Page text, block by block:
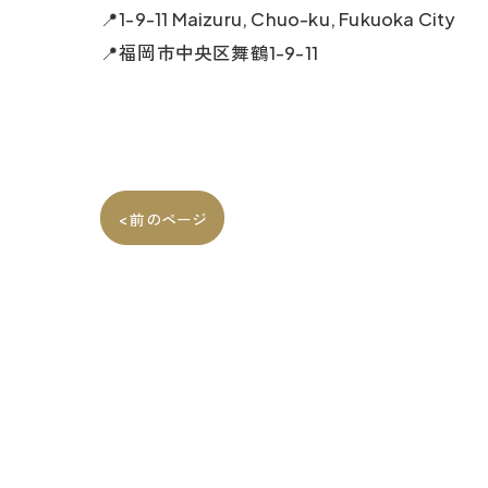
📍1-9-11 Maizuru, Chuo-ku, Fukuoka City
📍福岡市中央区舞鶴1-9-11
< 前のページ